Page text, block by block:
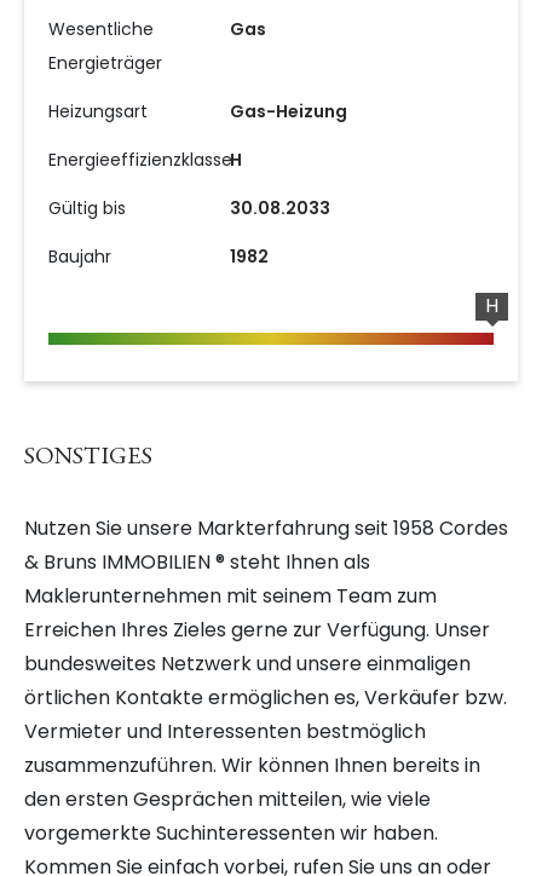
Wesentliche
Energieträger
Gas
Heizungsart
Gas-Heizung
EnergieeffizienzklasseH
Gültig bis
30.08.2033
Baujahr
1982
H
SONSTIGES
Nutzen Sie unsere Markterfahrung seit 1958 Cordes
& Bruns IMMOBILIEN ® steht Ihnen als
Maklerunternehmen mit seinem Team zum
Erreichen Ihres Zieles gerne zur Verfügung. Unser
bundesweites Netzwerk und unsere einmaligen
örtlichen Kontakte ermöglichen es, Verkäufer bzw.
Vermieter und Interessenten bestmöglich
zusammenzuführen. Wir können Ihnen bereits in
den ersten Gesprächen mitteilen, wie viele
vorgemerkte Suchinteressenten wir haben.
Kommen Sie einfach vorbei, rufen Sie uns an oder